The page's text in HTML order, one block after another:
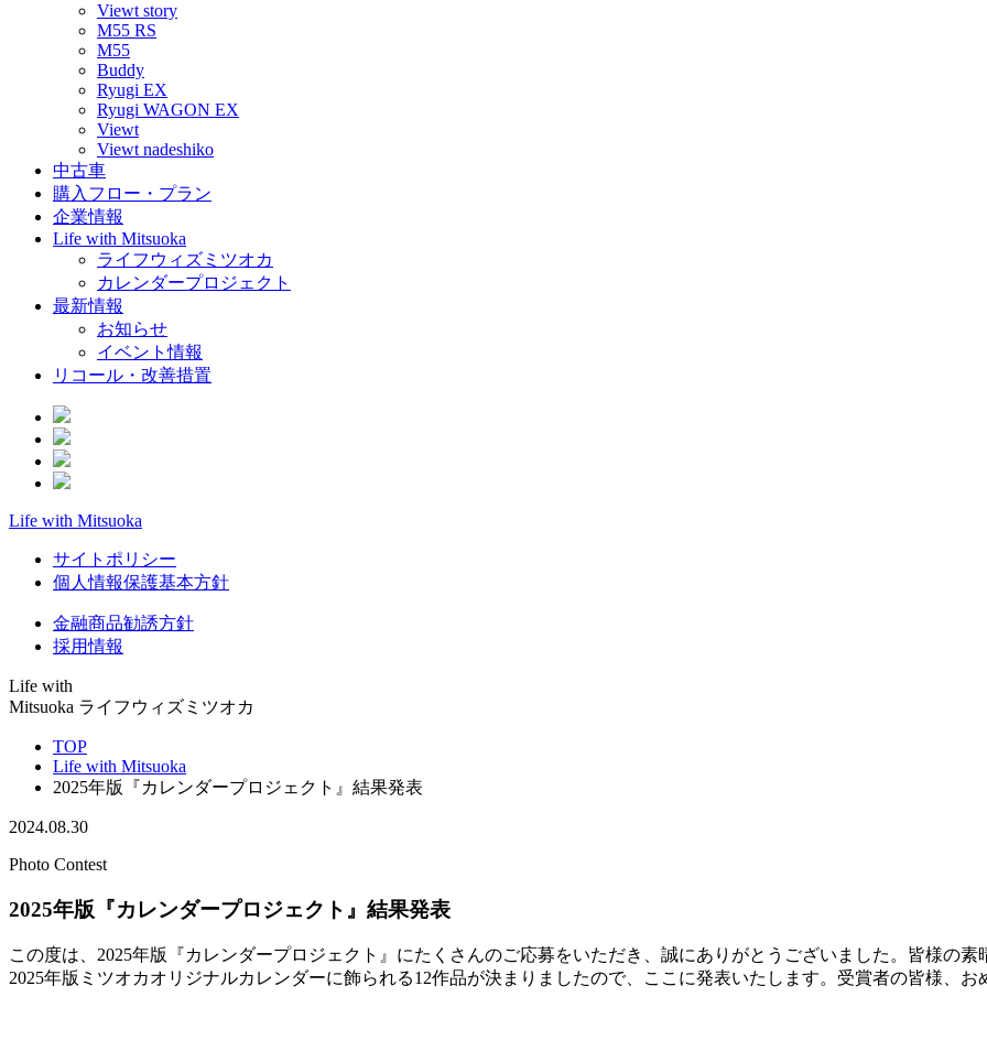
Viewt story
M55 RS
M55
Buddy
Ryugi EX
Ryugi WAGON EX
Viewt
Viewt nadeshiko
中古車
購入フロー・プラン
企業情報
Life with Mitsuoka
ライフウィズミツオカ
カレンダープロジェクト
最新情報
お知らせ
イベント情報
リコール・改善措置
Life with Mitsuoka
サイトポリシー
個人情報保護基本方針
金融商品勧誘方針
採用情報
Life with
Mitsuoka ライフウィズミツオカ
TOP
Life with Mitsuoka
2025年版『カレンダープロジェクト』結果発表
2024.08.30
Photo Contest
2025年版『カレンダープロジェクト』結果発表
この度は、2025年版『カレンダープロジェクト』にたくさんのご応募をいただき、誠にありがとうございました。皆様の素
2025年版ミツオカオリジナルカレンダーに飾られる12作品が決まりましたので、ここに発表いたします。受賞者の皆様、お